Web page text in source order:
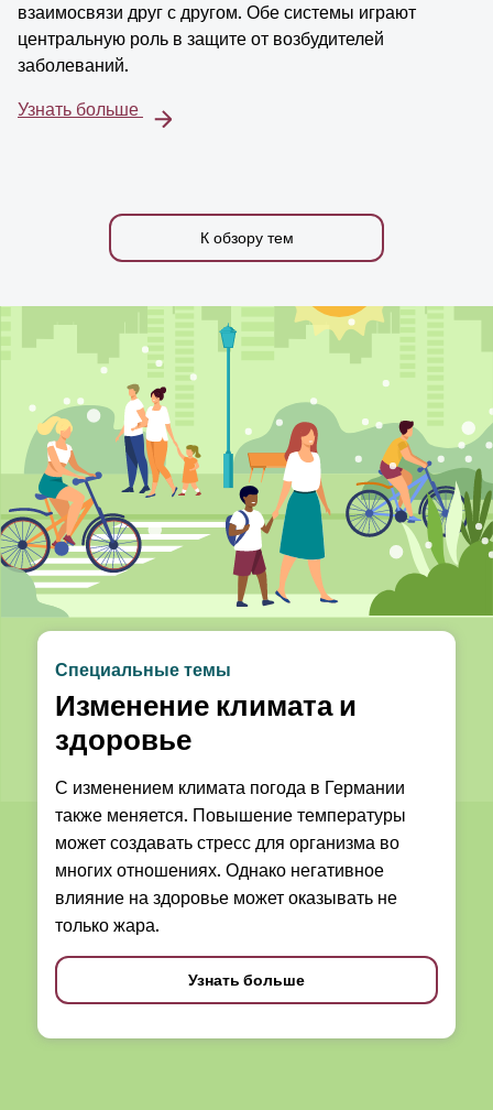
взаимосвязи друг с другом. Обе системы играют
центральную роль в защите от возбудителей
заболеваний.
Узнать больше
К обзору тем
Специальные темы
Изменение климата и
здоровье
С изменением климата погода в Германии
также меняется. Повышение температуры
может создавать стресс для организма во
многих отношениях. Однако негативное
влияние на здоровье может оказывать не
только жара.
Узнать больше